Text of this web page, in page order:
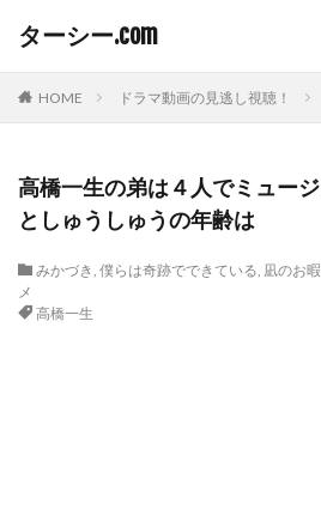
ターシー.com
HOME ドラマ動画の見逃し視聴！
高橋一生の弟は４人でミュー
としゅうしゅうの年齢は
みかづき, 僕らは奇跡でできている, 凪のお暇
メ
高橋一生